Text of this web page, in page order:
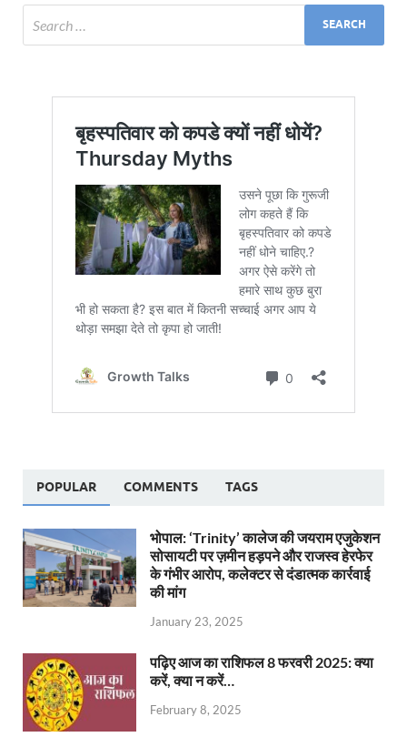
POPULAR COMMENTS TAGS
भोपाल: ‘Trinity’ कालेज की जयराम एजुकेशन
सोसायटी पर ज़मीन हड़पने और राजस्व हेरफेर
के गंभीर आरोप, कलेक्टर से दंडात्मक कार्रवाई
की मांग
January 23, 2025
पढ़िए आज का राशिफल 8 फरवरी 2025: क्या
करें, क्या न करें…
February 8, 2025